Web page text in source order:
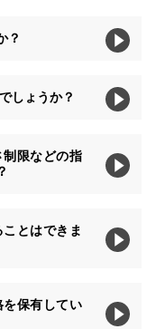
？
しょうか？
限などの指
とはできま
保有してい